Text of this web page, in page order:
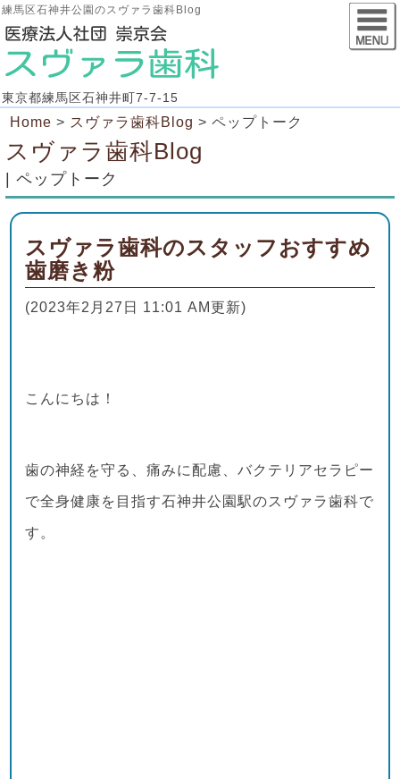
練馬区石神井公園のスヴァラ歯科Blog
東京都練馬区石神井町7-7-15
Home > スヴァラ歯科Blog > ペップトーク
スヴァラ歯科Blog
| ペップトーク
スヴァラ歯科のスタッフおすすめ
歯磨き粉
(2023年2月27日 11:01 AM更新)
こんにちは！
歯の神経を守る、痛みに配慮、バクテリアセラピー
で全身健康を目指す石神井公園駅のスヴァラ歯科で
す。